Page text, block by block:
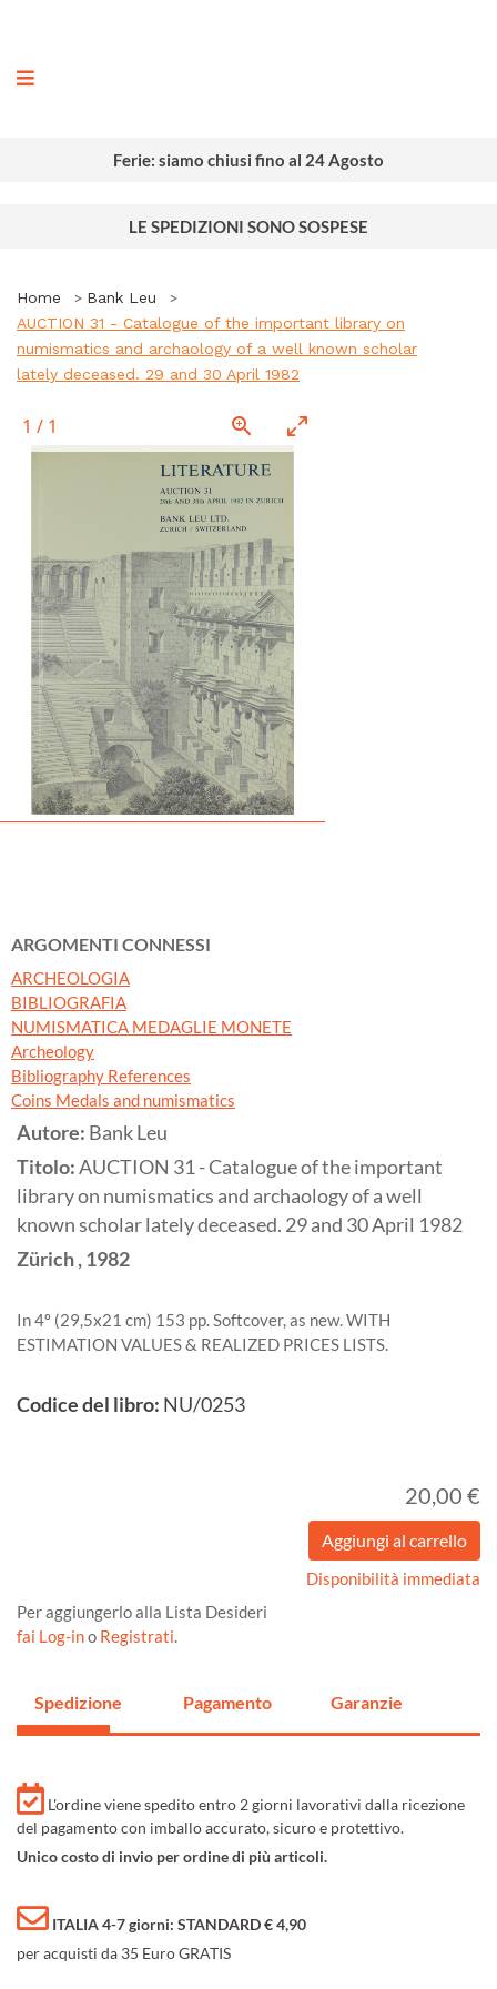
Ferie: siamo chiusi fino al 24 Agosto
LE SPEDIZIONI SONO SOSPESE
Home
Bank Leu
AUCTION 31 - Catalogue of the important library on
numismatics and archaology of a well known scholar
lately deceased. 29 and 30 April 1982
1 / 1
ARGOMENTI CONNESSI
ARCHEOLOGIA
BIBLIOGRAFIA
NUMISMATICA MEDAGLIE MONETE
Archeology
Bibliography References
Coins Medals and numismatics
Autore: Bank Leu
Titolo:AUCTION 31 - Catalogue of the important
library on numismatics and archaology of a well
known scholar lately deceased. 29 and 30 April 1982
Zürich,1982
In 4º (29,5x21 cm) 153 pp. Softcover, as new. WITH
ESTIMATION VALUES & REALIZED PRICES LISTS.
Codice del libro: NU/0253
20,00 €
Disponibilità immediata
Per aggiungerlo alla Lista Desideri
fai Log-ino Registrati.
Spedizione Pagamento Garanzie
L'ordine viene spedito entro 2 giorni lavorativi dalla ricezione
del pagamento con imballo accurato, sicuro e protettivo.
Unico costo di invio per ordine di più articoli.
ITALIA 4-7 giorni: STANDARD € 4,90
per acquisti da 35 Euro GRATIS